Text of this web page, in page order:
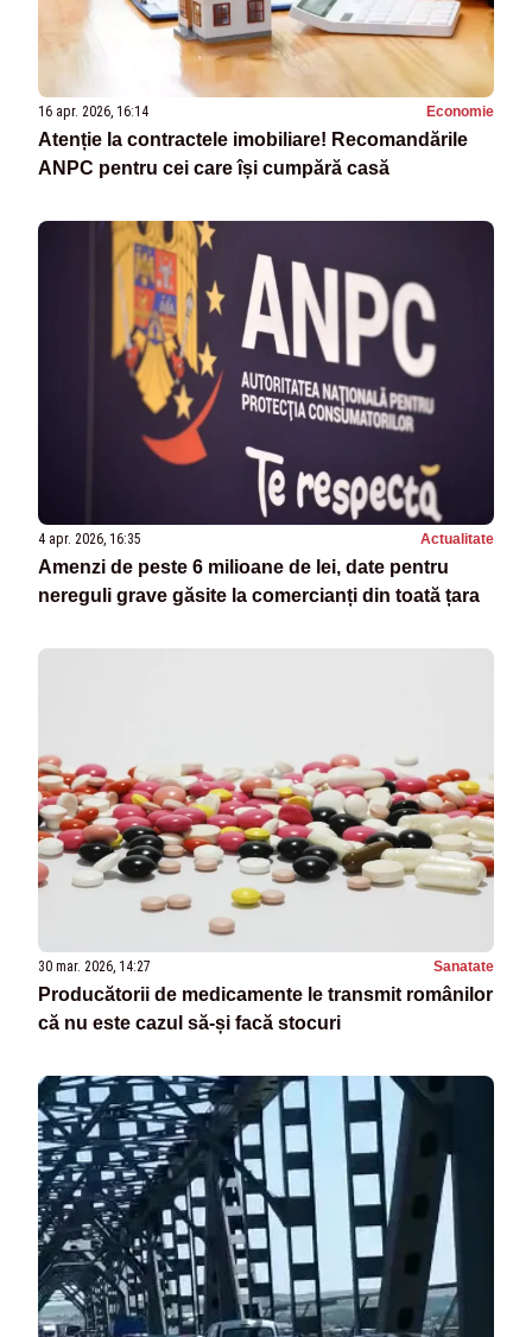
16 apr. 2026, 16:14 Economie
Atenție la contractele imobiliare! Recomandările
ANPC pentru cei care își cumpără casă
4 apr. 2026, 16:35 Actualitate
Amenzi de peste 6 milioane de lei, date pentru
nereguli grave găsite la comercianți din toată țara
30 mar. 2026, 14:27 Sanatate
Producătorii de medicamente le transmit românilor
că nu este cazul să-și facă stocuri